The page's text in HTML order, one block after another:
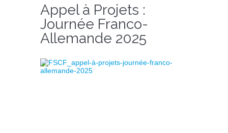
Appel à Projets :
Journée Franco-
Allemande 2025